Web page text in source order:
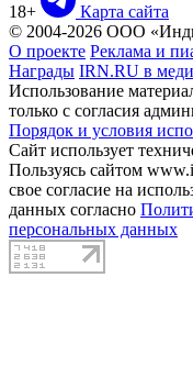
18+
Карта сайта
© 2004-2026 ООО
О проекте Реклама и
Награды IRN.RU в
Использование
только с согласия
Порядок и условия
Сайт использует
Пользуясь сайтом
свое согласие на
данных согласно
персональных данных